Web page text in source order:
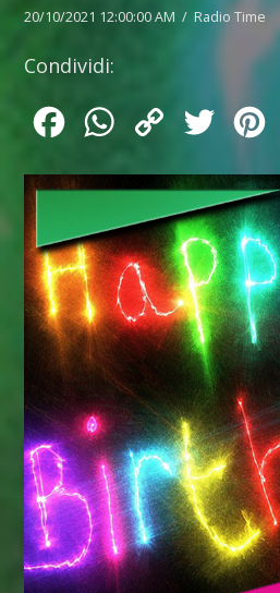
20/10/2021 12:00:00 AM / Radio Time
Condividi:
FacebookWhatsApp
Copy Twitter